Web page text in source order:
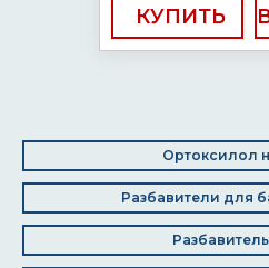
КУПИТЬ
Ортоксилол
Разбавители для